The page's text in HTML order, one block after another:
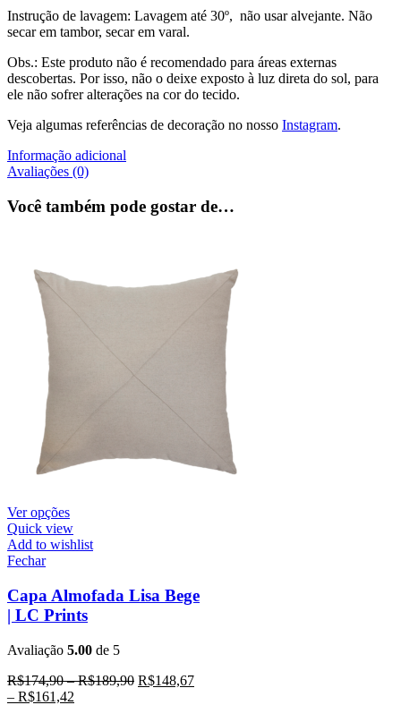
Instrução de lavagem: Lavagem até 30º, não usar alvejante. Não
secar em tambor, secar em varal.
Obs.: Este produto não é recomendado para áreas externas
descobertas. Por isso, não o deixe exposto à luz direta do sol, para
ele não sofrer alterações na cor do tecido.
Veja algumas referências de decoração no nosso Instagram.
Informação adicional
Avaliações (0)
Você também pode gostar de…
Ver opções
Quick view
Add to wishlist
Fechar
Capa Almofada Lisa Bege
| LC Prints
Avaliação 5.00 de 5
R$174,90–R$189,90 R$148,67
– R$161,42